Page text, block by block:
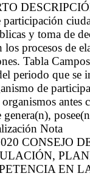
y toma de
los procesos de
Tabla Campos
periodo que se
de
antes
genera(n),
Nota
CONSEJO
EN